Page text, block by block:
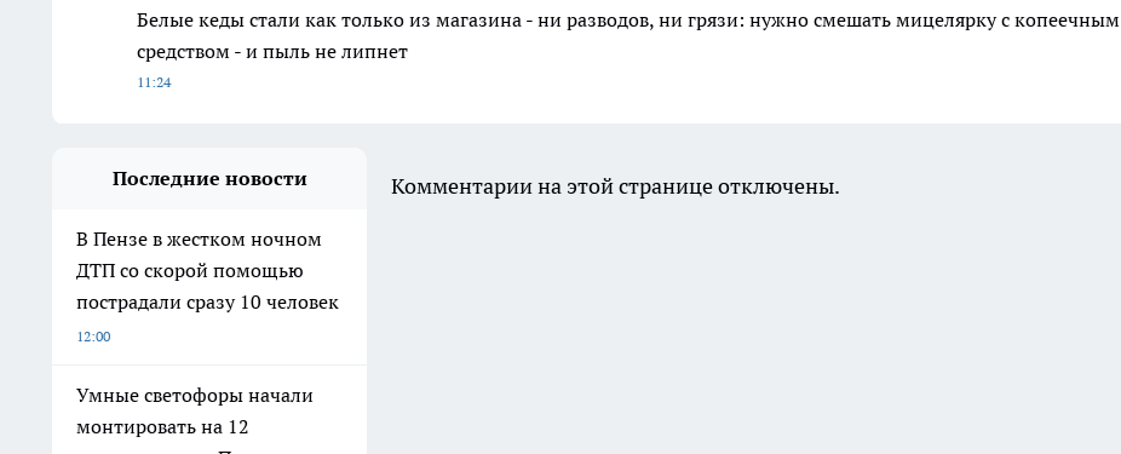
Белые кеды стали как только из магазина - ни разводов, ни грязи: нужно смешать мицелярку с копеечным
средством - и пыль не липнет
11:24
Последние новости
В Пензе в жестком ночном
ДТП со скорой помощью
пострадали сразу 10 человек
12:00
Умные светофоры начали
монтировать на 12
Комментарии на этой странице отключены.